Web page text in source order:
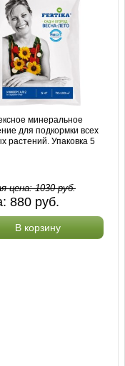
минеральное
для подкормки всех
растений. Упаковка 5
цена:1030руб.
880 руб.
В корзину